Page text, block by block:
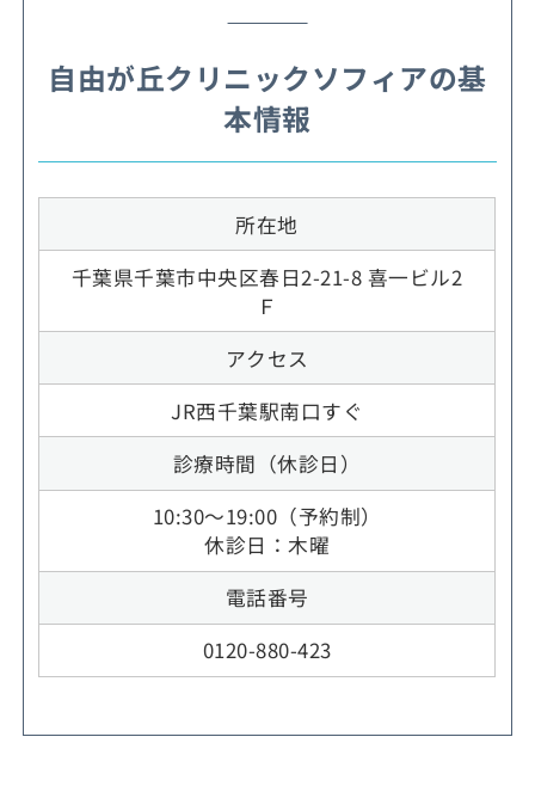
自由が丘クリニックソフィアの基
本情報
所在地
千葉県千葉市中央区春日2-21-8 喜一ビル2
Ｆ
アクセス
JR西千葉駅南口すぐ
診療時間（休診日）
10:30～19:00（予約制）
休診日：木曜
電話番号
0120-880-423